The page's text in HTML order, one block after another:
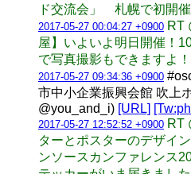
ド交流会」 札幌で初開
2017-05-27 00:04:27 +0900 RT
屋】いよいよ明日開催！
で写真撮影もできますよ
2017-05-27 09:34:36 +0900
市中小企業振興会館 吹上
@you_and_i) [URL]
2017-05-27 12:52:52 +0900 RT
ターとポスターのデザイ
ンソースカンファレンス